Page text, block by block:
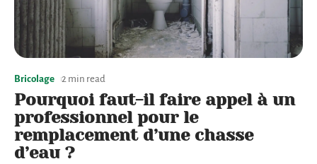
Bricolage 2 min read
Pourquoi faut-il faire appel à un
professionnel pour le
remplacement d’une chasse
d’eau ?